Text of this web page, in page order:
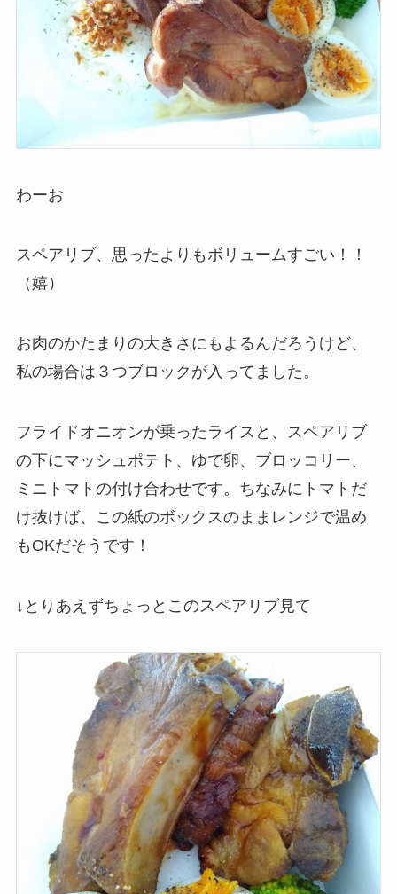
わーお
スペアリブ、思ったよりもボリュームすごい！！
（嬉）
お肉のかたまりの大きさにもよるんだろうけど、
私の場合は３つブロックが入ってました。
フライドオニオンが乗ったライスと、スペアリブ
の下にマッシュポテト、ゆで卵、ブロッコリー、
ミニトマトの付け合わせです。ちなみにトマトだ
け抜けば、この紙のボックスのままレンジで温め
もOKだそうです！
↓とりあえずちょっとこのスペアリブ見て